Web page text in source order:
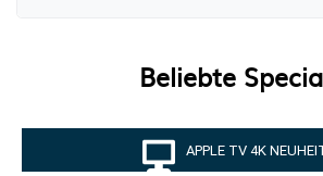
Beliebte
APPLE TV 4K